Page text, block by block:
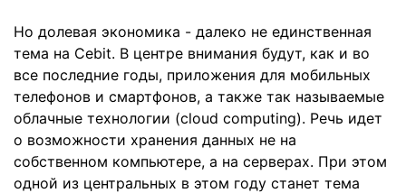
Но долевая экономика - далеко не единственная
тема на Cebit. В центре внимания будут, как и во
все последние годы, приложения для мобильных
телефонов и смартфонов, а также так называемые
облачные технологии (cloud computing). Речь идет
о возможности хранения данных не на
собственном компьютере, а на серверах. При этом
одной из центральных в этом году станет тема